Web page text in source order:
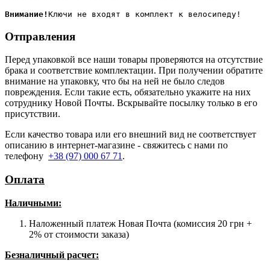
Внимание!
Отправления
Перед упаковкой все наши товары проверяются на отсутствие
брака и соответствие комплектации. При получении обратите
внимание на упаковку, что бы на ней не было следов
повреждения. Если такие есть, обязательно укажите на них
сотруднику Новой Почты. Вскрывайте посылку только в его
присутствии.
Если качество товара или его внешний вид не соответствует
описанию в интернет-магазине - свяжитесь с нами по
телефону +38 (97) 000 67 71 .
Оплата
Наличными:
Наложенный платеж Новая Почта (комиссия 20 грн +
2% от стоимости заказа)
Безналичный расчет: